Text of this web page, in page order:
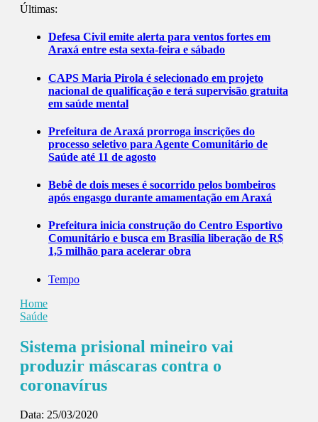
Últimas:
Defesa Civil emite alerta para ventos fortes em
Araxá entre esta sexta-feira e sábado
CAPS Maria Pirola é selecionado em projeto
nacional de qualificação e terá supervisão gratuita
em saúde mental
Prefeitura de Araxá prorroga inscrições do
processo seletivo para Agente Comunitário de
Saúde até 11 de agosto
Bebê de dois meses é socorrido pelos bombeiros
após engasgo durante amamentação em Araxá
Prefeitura inicia construção do Centro Esportivo
Comunitário e busca em Brasília liberação de R$
1,5 milhão para acelerar obra
Tempo
Home
Saúde
Sistema prisional mineiro vai
produzir máscaras contra o
coronavírus
Data: 25/03/2020